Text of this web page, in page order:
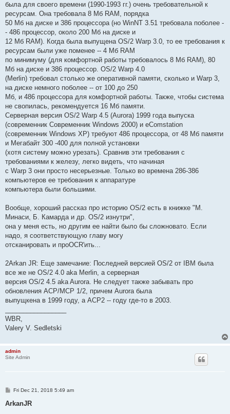
была для своего времени (1990-1993 гг.) очень требовательной к
ресурсам. Она требовала 8 Мб RAM, порядка
50 Мб на диске и 386 процессора (но WinNT 3.51 требовала поболее -
- 486 процессор, около 200 Мб на диске и
12 Мб RAM). Когда была выпущена OS/2 Warp 3.0, то ее требования к
ресурсам были уже поменее -- 4 Мб RAM
по минимуму (для комфортной работы требовалось 8 Мб RAM), 80
Мб на диске и 386 процессор. OS/2 Warp 4.0
(Merlin) требовал столько же оперативной памяти, сколько и Warp 3,
на диске немного поболее -- от 100 до 250
Мб, и 486 процессора для комфортной работы. Также, чтобы система
не свопилась, рекомендуется 16 Мб памяти.
Серверная версия OS/2 Warp 4.5 (Aurora) 1999 года выпуска
(современник Современник Windows 2000) и eComstation
(современник Windows XP) требуют 486 процессора, от 48 Мб памяти
и Мегабайт 300 -400 для полной установки
(хотя систему можно урезать). Сравнив эти требования с
требованиями к железу, легко видеть, что начиная
с Warp 3 они просто несерьезные. Только во времена 286-386
компьютеров ее требования к аппаратуре
компьютера были большими.
Вообще, хороший рассказ про историю OS/2 есть в книжке "М.
Минаси, Б. Камарда и др. OS/2 изнутри",
она у меня есть, но другим ее найти было бы сложновато. Если
надо, я соответствующую главу могу
отсканировать и проOCR'ить...
2Arkan JR: Еще замечание: Последней версией OS/2 от IBM была
все же не OS/2 4.0 aka Merlin, а серверная
версия OS/2 4.5 aka Aurora. Не следует также забывать про
обновления ACP/MCP 1/2, причем Aurora была
выпущкена в 1999 году, а ACP2 -- году где-то в 2003.
WBR,
Valery V. Sedletski
admin
Site Admin
P
s
Fri Dec 21, 2018 5:49 am
ArkanJR